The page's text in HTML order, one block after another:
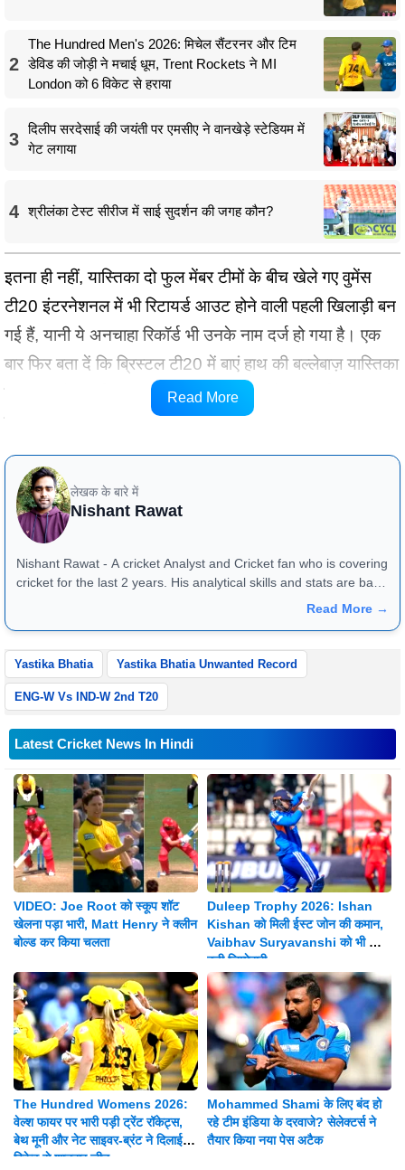
2
The Hundred Men's 2026: मिचेल सैंटरनर और टिम
डेविड की जोड़ी ने मचाई धूम, Trent Rockets ने MI
London को 6 विकेट से हराया
3
दिलीप सरदेसाई की जयंती पर एमसीए ने वानखेड़े स्टेडियम में
गेट लगाया
4 श्रीलंका टेस्ट सीरीज में साई सुदर्शन की जगह कौन?
इतना ही नहीं, यास्तिका दो फुल मेंबर टीमों के बीच खेले गए वुमेंस
टी20 इंटरनेशनल में भी रिटायर्ड आउट होने वाली पहली खिलाड़ी बन
गई हैं, यानी ये अनचाहा रिकॉर्ड भी उनके नाम दर्ज हो गया है। एक
बार फिर बता दें कि ब्रिस्टल टी20 में बाएं हाथ की बल्लेबाज़ यास्तिका
रन बनाने में संघर्ष कर रही थी जिस वज़ह से उन्हें रिटायर्ड आउट
होकर वापस पवेलियन लौटना पड़ा।
Read More
लेखक के बारे में
Nishant Rawat
Nishant Rawat - A cricket Analyst and Cricket fan who is covering
cricket for the last 2 years. His analytical skills and stats are bang
on and they reflect very well in match previews and articleRead More →
Yastika Bhatia Yastika Bhatia Unwanted Record
ENG-W Vs IND-W 2nd T20
Latest Cricket News In Hindi
VIDEO: Joe Root को स्कूप शॉट
खेलना पड़ा भारी, Matt Henry ने क्लीन
बोल्ड कर किया चलता
Duleep Trophy 2026: Ishan
Kishan को मिली ईस्ट जोन की कमान,
Vaibhav Suryavanshi को भी मिली
बड़ी जिम्मेदारी
The Hundred Womens 2026:
वेल्श फायर पर भारी पड़ी ट्रेंट रॉकेट्स,
बेथ मूनी और नेट साइवर-ब्रंट ने दिलाई 8
विकेट से शानदार जीत
Mohammed Shami के लिए बंद हो
रहे टीम इंडिया के दरवाजे? सेलेक्टर्स ने
तैयार किया नया पेस अटैक